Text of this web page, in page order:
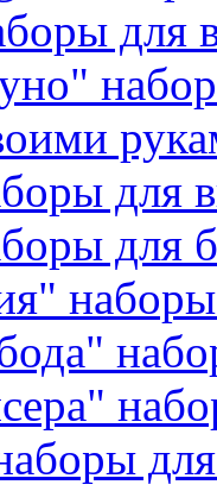
для
для
для